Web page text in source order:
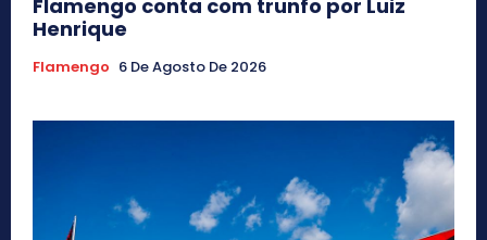
Flamengo conta com trunfo por Luiz
Henrique
Flamengo 6 De Agosto De 2026